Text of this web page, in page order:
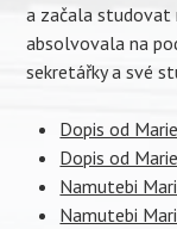
a začala studovat
absolvovala na
sekretářky a své
Dopis od
Dopis od
Namutebi
Namutebi